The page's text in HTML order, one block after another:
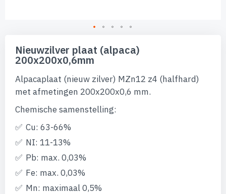
naar
begin
afbeeldingen-
Nieuwzilver plaat (alpaca)
200x200x0,6mm
Alpacaplaat (nieuw zilver) MZn12 z4 (halfhard)
met afmetingen 200x200x0,6 mm.
Chemische samenstelling:
Cu: 63-66%
NI: 11-13%
Pb: max. 0,03%
Fe: max. 0,03%
Mn: maximaal 0,5%